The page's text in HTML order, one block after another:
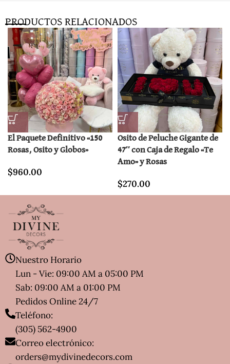
PRODUCTOS RELACIONADOS
El Paquete Definitivo «150
Rosas, Osito y Globos»
$960.00
Osito de Peluche Gigante de
47″ con Caja de Regalo «Te
Amo» y Rosas
$270.00
Nuestro Horario
Lun - Vie: 09:00 AM a 05:00 PM
Sab: 09:00 AM a 01:00 PM
Pedidos Online 24/7
Teléfono:
(305) 562-4900
Correo electrónico:
orders@mydivinedecors.com